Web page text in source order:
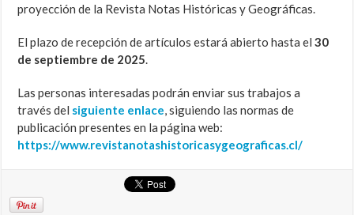
proyección de la Revista Notas Históricas y Geográficas.
El plazo de recepción de artículos estará abierto hasta el30
de septiembre de 2025.
Las personas interesadas podrán enviar sus trabajos a
través del siguiente enlace, siguiendo las normas de
publicación presentes en la página web:
https://www.revistanotashistoricasygeograficas.cl/